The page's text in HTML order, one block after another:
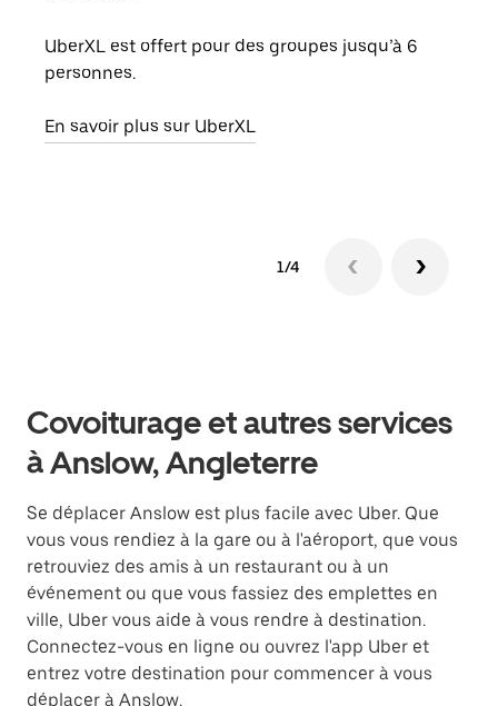
UberXL est offert pour des groupes jusqu’à 6
personnes.
En savoir plus sur UberXL
1/4
Covoiturage et autres services
à Anslow, Angleterre
Se déplacer Anslow est plus facile avec Uber. Que
vous vous rendiez à la gare ou à l'aéroport, que vous
retrouviez des amis à un restaurant ou à un
événement ou que vous fassiez des emplettes en
ville, Uber vous aide à vous rendre à destination.
Connectez-vous en ligne ou ouvrez l'app Uber et
entrez votre destination pour commencer à vous
déplacer à Anslow.